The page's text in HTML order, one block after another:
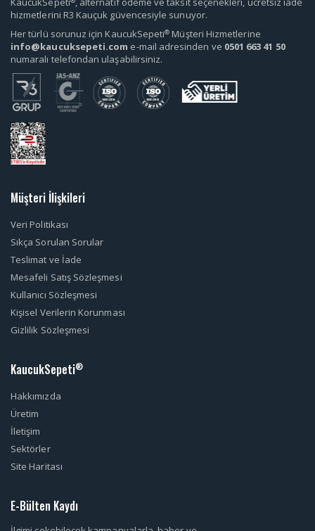
hizmetlerini R3 Kauçuk güvencesiyle sunuyor.
Her türlü sorunuz için KaucukSepeti® Müşteri Hizmetlerine
info@kaucuksepeti.com e-mail adresinden ve 0501 663 41 50
numaralı telefondan ulaşabilirsiniz.
Müşteri İlişkileri
Veri Politikası
Sıkça Sorulan Sorular
Teslimat ve İade
Mesafeli Satış Sözleşmesi
Kullanıcı Sözleşmesi
Kişisel Verilerin Korunması
Gizlilik Sözleşmesi
KaucukSepeti®
Hakkımızda
Üretim
İletişim
Sektörler
Site Haritası
E-Bülten Kaydı